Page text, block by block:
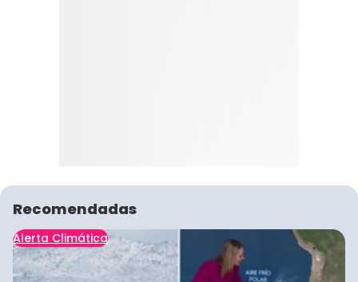
Recomendadas
Alerta Climática